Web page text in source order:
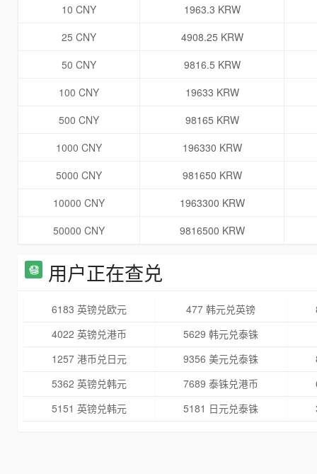
10 CNY
1963.3 KRW
25 CNY
4908.25 KRW
50 CNY
9816.5 KRW
100 CNY
19633 KRW
500 CNY
98165 KRW
1000 CNY
196330 KRW
5000 CNY
981650 KRW
10000 CNY
1963300 KRW
50000 CNY
9816500 KRW
用户正在查兑
6183 英镑兑欧元 477 韩元兑英镑
4022 英镑兑港币
5629 韩元兑泰铢
1257 港币兑日元
9356 美元兑泰铢
5362 英镑兑韩元
7689 泰铢兑港币
5151 英镑兑韩元
5181 日元兑泰铢